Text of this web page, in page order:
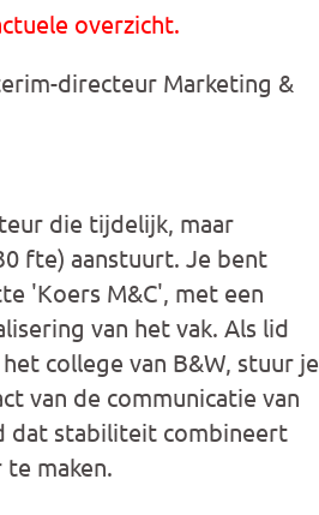
overzicht.
directeur Marketing &
die tijdelijk, maar
fte) aanstuurt. Je bent
'Koers M&C', met een
van het vak. Als lid
college van B&W, stuur je
van de communicatie van
dat stabiliteit combineert
maken.